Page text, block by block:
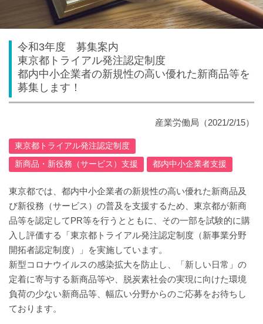
令和3年度 募集案内
東京都トライアル発注認定制度
都内中小企業者の新規性の高い優れた新商品等を
募集します！
産業労働局 （2021/2/15）
東京都トライアル発注認定制度
新商品・新役務（サービス）支援
都内中小企業者支援
東京都では、都内中小企業者の新規性の高い優れた新商品及
び新役務（サービス）の普及を支援するため、東京都が新商
品等を認定してPR等を行うとともに、その一部を試験的に購
入し評価する「東京都トライアル発注認定制度（新事業分野
開拓者認定制度）」を実施しています。
新型コロナウイルスの感染拡大を防止し、「新しい日常」の
定着に寄与する新商品等や、脱炭素社会の実現に向けた環境
負荷の少ない新商品等、幅広い分野からのご応募をお待ちし
ております。